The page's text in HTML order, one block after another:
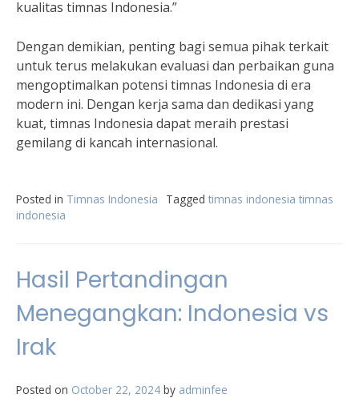
kualitas timnas Indonesia.”
Dengan demikian, penting bagi semua pihak terkait
untuk terus melakukan evaluasi dan perbaikan guna
mengoptimalkan potensi timnas Indonesia di era
modern ini. Dengan kerja sama dan dedikasi yang
kuat, timnas Indonesia dapat meraih prestasi
gemilang di kancah internasional.
Posted in Timnas Indonesia Tagged timnas indonesia timnas
indonesia
Hasil Pertandingan
Menegangkan: Indonesia vs
Irak
Posted on October 22, 2024 by adminfee